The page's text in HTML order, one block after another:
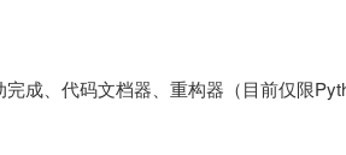
成、代码文档器、重构器（目前仅限